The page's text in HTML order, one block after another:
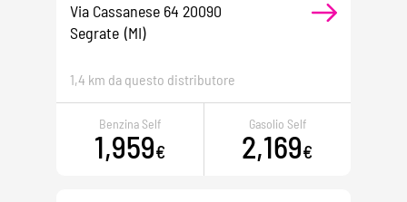
Via Cassanese 64 20090
Segrate (MI)
1,4 km da questo distributore
Benzina Self
1,959€
Gasolio Self
2,169€